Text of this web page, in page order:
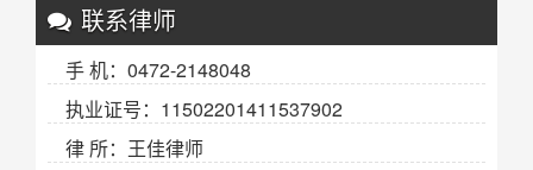
联系律师
手 机：0472-2148048
执业证号：11502201411537902
律 所：王佳律师